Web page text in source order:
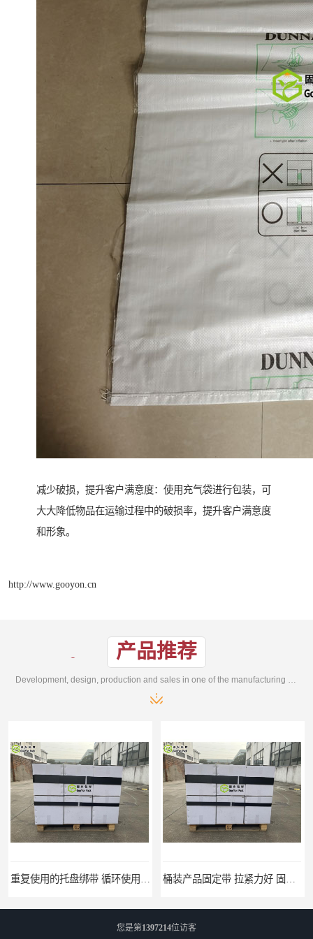
减少破损，提升客户满意度：使用充气袋进行包装，可
大大降低物品在运输过程中的破损率，提升客户满意度
和形象。
http://www.gooyon.cn
产品推荐
您是第1397214位访客